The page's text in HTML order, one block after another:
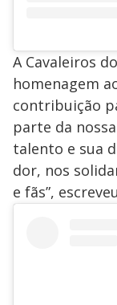
A Cavaleiros
homenagem
contribuição
parte da
talento e sua
dor, nos
e fãs”,